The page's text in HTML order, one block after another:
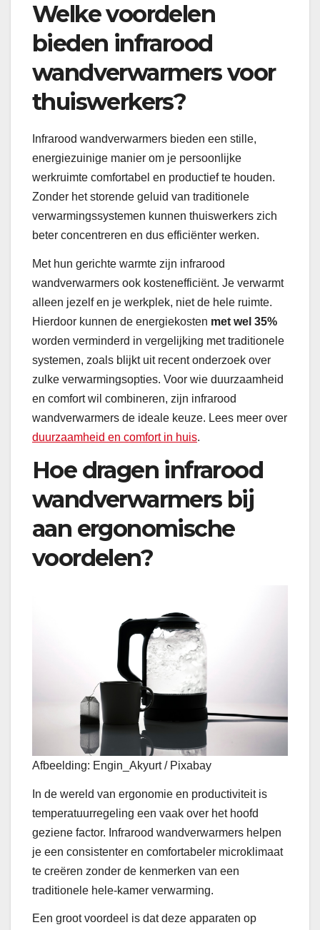
Welke voordelen
bieden infrarood
wandverwarmers voor
thuiswerkers?
Infrarood wandverwarmers bieden een stille,
energiezuinige manier om je persoonlijke
werkruimte comfortabel en productief te houden.
Zonder het storende geluid van traditionele
verwarmingssystemen kunnen thuiswerkers zich
beter concentreren en dus efficiënter werken.
Met hun gerichte warmte zijn infrarood
wandverwarmers ook kostenefficiënt. Je verwarmt
alleen jezelf en je werkplek, niet de hele ruimte.
Hierdoor kunnen de energiekosten met wel 35%
worden verminderd in vergelijking met traditionele
systemen, zoals blijkt uit recent onderzoek over
zulke verwarmingsopties. Voor wie duurzaamheid
en comfort wil combineren, zijn infrarood
wandverwarmers de ideale keuze. Lees meer over
duurzaamheid en comfort in huis.
Hoe dragen infrarood
wandverwarmers bij
aan ergonomische
voordelen?
Afbeelding: Engin_Akyurt / Pixabay
In de wereld van ergonomie en productiviteit is
temperatuurregeling een vaak over het hoofd
geziene factor. Infrarood wandverwarmers helpen
je een consistenter en comfortabeler microklimaat
te creëren zonder de kenmerken van een
traditionele hele-kamer verwarming.
Een groot voordeel is dat deze apparaten op